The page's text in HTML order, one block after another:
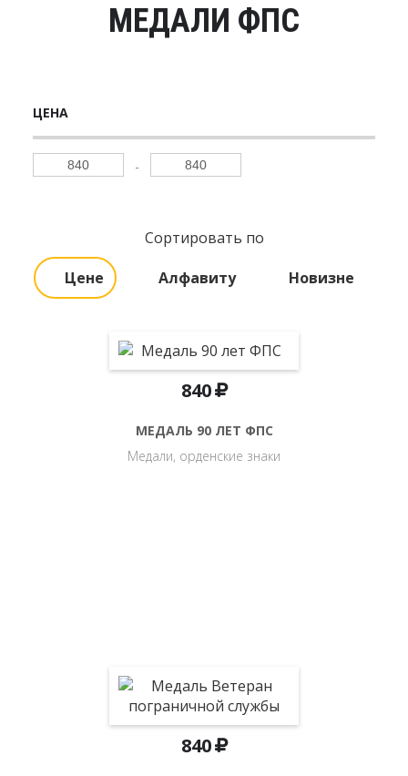
МЕДАЛИ ФПС
ЦЕНА
Сортировать по
Цене
Алфавиту Новизне
840
МЕДАЛЬ 90 ЛЕТ ФПС
Медали, орденские знаки
840